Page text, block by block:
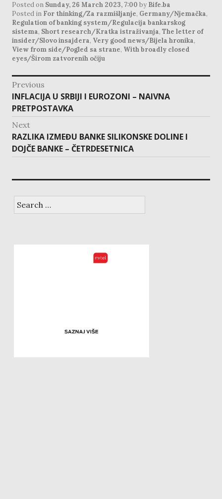
Posted on Sunday, 26 March 2023, 7:00 by Bife.ba
Posted in For thinking/Za razmišljanje, Germany/Njemačka,
Regulation of banking system/Regulacija bankarskog
sistema, Short research/Kratka istraživanja, The letter of
insider/Slovo insajdera, Very good news/Bijela hronika,
View from side/Pogled sa strane, With broadly closed
eyes/Širom zatvorenih očiju
post
navigation
Previous
Previous
post:
INFLACIJA U SRBIJI I EUROZONI – NAIVNA
PRETPOSTAVKA
Next
Next
post:
RAZLIKA IZMEĐU BANKE SILIKONSKE DOLINE I
DOJČE BANKE – ČETRDESETNICA
for: